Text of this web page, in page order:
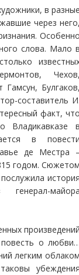
в
через
слова. Мало
Гамсун,
составитель
факт,
Владикавказе
в
де Местра
годом.
генерал-
повесть о
легким